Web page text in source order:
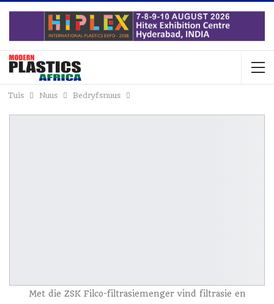
Tuis Nuus Bedryfsnuus
Met die ZSK Filco-filtrasiemenger vind filtrasie en